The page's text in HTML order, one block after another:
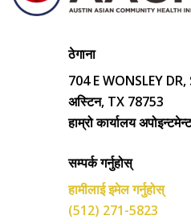
ठेगाना
704 E WONSLEY DR,
अस्टिन, TX 78753
हाम्रो कार्यालय अपोइन्टमेन्ट
सम्पर्क गर्नुहोस्
हामीलाई इमेल गर्नुहोस्
(512) 271-5823